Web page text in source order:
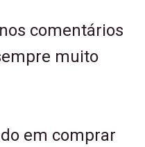
comentários
muito
em comprar